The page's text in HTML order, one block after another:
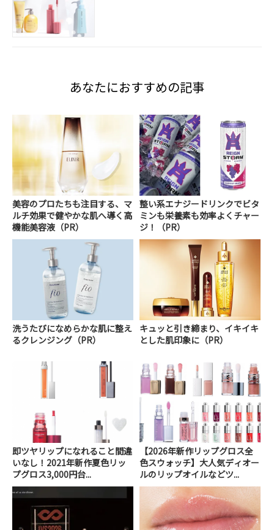
あなたにおすすめの記事
美容のプロたちも注目する、マ
ルチ効果で健やかな肌へ導く高
機能美容液（PR）
整い系エナジードリンクでビタ
ミンも栄養素も効率よくチャー
ジ！（PR）
洗うたびになめらかな肌に整え
るクレンジング（PR）
キュッと引き締まり、イキイキ
とした肌印象に（PR）
即ツヤリップになれること間違
いなし！2021年新作夏色リッ
プグロス3,000円台...
【2026年新作リップグロス全
色スウォッチ】大人気ディオー
ルのリップオイルなどツ...